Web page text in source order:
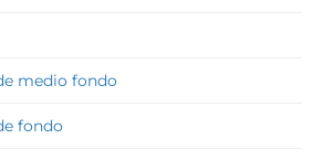
medio fondo
fondo